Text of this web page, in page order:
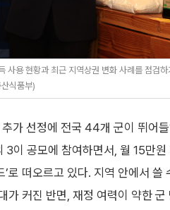
용 현황과 최근 지역상권 변화 사례를 점검
식품부)
가 선정에 전국 44개 군이 뛰어
이 공모에 참여하면서, 월 15만
’로 떠오르고 있다. 지역 안에서
가 커진 반면, 재정 여력이 약한